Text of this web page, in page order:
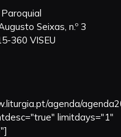
Seixas, n.º 3
360 VISEU
agenda/
limitdays="1"